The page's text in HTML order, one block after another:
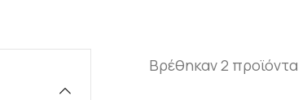
Βρέθηκαν 2 προϊόντα